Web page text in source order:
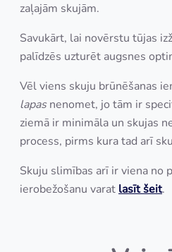
zaļajām skujām.
Savukārt, lai novērstu tūjas
palīdzēs uzturēt augsnes
Vēl viens skuju brūnēšanas
lapasnenomet, jo tām ir
ziemā ir minimāla un skujas
process, pirms kura tad arī
Skuju slimības arī ir viena no
ierobežošanu varat lasīt šeit.